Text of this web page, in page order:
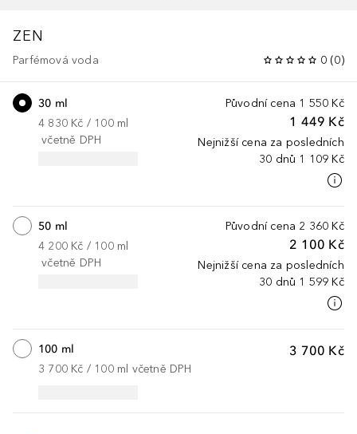
ZEN
Parfémová voda 0 (0)
Původní cena 1 550 Kč
1 449 Kč
Nejnižší cena za posledních
30 dnů 1 109 Kč
30 ml
4 830 Kč / 100 ml
včetně DPH
Původní cena 2 360 Kč
2 100 Kč
Nejnižší cena za posledních
30 dnů 1 599 Kč
50 ml
4 200 Kč / 100 ml
včetně DPH
3 700 Kč
100 ml
3 700 Kč / 100 ml včetně DPH